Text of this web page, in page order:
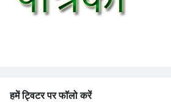
हमें ट्विटर पर फॉलो करें